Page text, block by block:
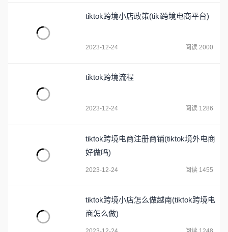
tiktok跨境小店政策(tiki跨境电商平台)
2023-12-24 阅读 2000
tiktok跨境流程
2023-12-24 阅读 1286
tiktok跨境电商注册商铺(tiktok境外电商
好做吗)
2023-12-24 阅读 1455
tiktok跨境小店怎么做越南(tiktok跨境电
商怎么做)